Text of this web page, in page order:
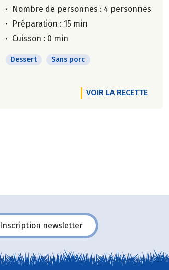
Nombre de personnes : 4 personnes
Préparation : 15 min
Cuisson : 0 min
Dessert Sans porc
VOIR LA RECETTE
Inscription newsletter